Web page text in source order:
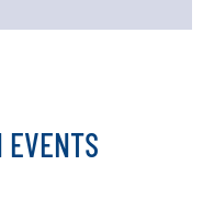
EVENTS